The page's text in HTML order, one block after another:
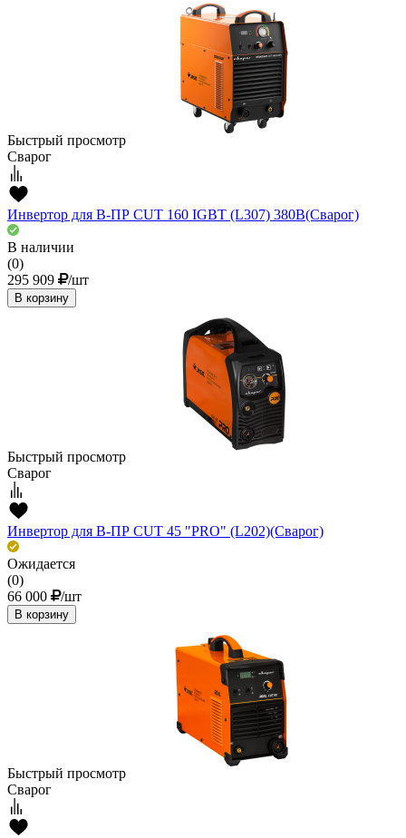
Быстрый просмотр
Сварог
Инвертор для В-ПР CUT 160 IGBT (L307) 380В(Сварог)
В наличии
(0)
295 909
/шт
В корзину
Быстрый просмотр
Сварог
Инвертор для В-ПР CUT 45 "PRO" (L202)(Сварог)
Ожидается
(0)
66 000
/шт
В корзину
Быстрый просмотр
Сварог